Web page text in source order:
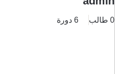
0 طالب 6 دورة